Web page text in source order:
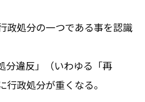
政処分の一つである事を認識
分違反」（いわゆる「再
行政処分が重くなる。